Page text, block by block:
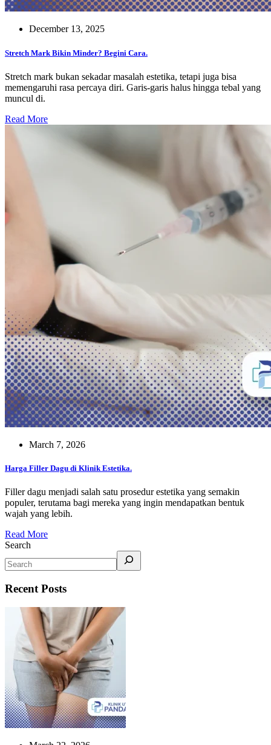
December 13, 2025
Stretch Mark Bikin Minder? Begini Cara.
Stretch mark bukan sekadar masalah estetika, tetapi juga bisa
memengaruhi rasa percaya diri. Garis-garis halus hingga tebal yang
muncul di.
Read More
March 7, 2026
Harga Filler Dagu di Klinik Estetika.
Filler dagu menjadi salah satu prosedur estetika yang semakin
populer, terutama bagi mereka yang ingin mendapatkan bentuk
wajah yang lebih.
Read More
Search
Recent Posts